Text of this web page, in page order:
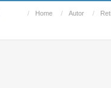
/ Home / Autor /